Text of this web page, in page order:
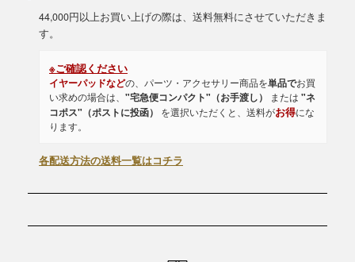
44,000円以上お買い上げの際は、送料無料にさせていただきま
す。
※ご確認ください
イヤーパッドなどの、パーツ・アクセサリー商品を単品でお買
い求めの場合は、 "宅急便コンパクト"（お手渡し） または "ネ
コポス"（ポストに投函）
を選択いただくと、送料がお得にな
ります。
各配送方法の送料一覧はコチラ